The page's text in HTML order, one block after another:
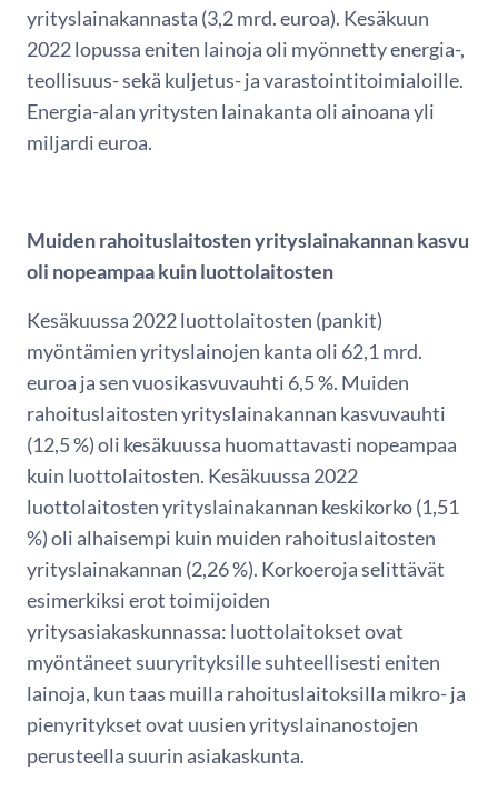
yrityslainakannasta (3,2 mrd. euroa). Kesäkuun
2022 lopussa eniten lainoja oli myönnetty energia-,
teollisuus- sekä kuljetus- ja varastointitoimialoille.
Energia-alan yritysten lainakanta oli ainoana yli
miljardi euroa.
Muiden rahoituslaitosten yrityslainakannan kasvu
oli nopeampaa kuin luottolaitosten
Kesäkuussa 2022 luottolaitosten (pankit)
myöntämien yrityslainojen kanta oli 62,1 mrd.
euroa ja sen vuosikasvuvauhti 6,5 %. Muiden
rahoituslaitosten yrityslainakannan kasvuvauhti
(12,5 %) oli kesäkuussa huomattavasti nopeampaa
kuin luottolaitosten. Kesäkuussa 2022
luottolaitosten yrityslainakannan keskikorko (1,51
%) oli alhaisempi kuin muiden rahoituslaitosten
yrityslainakannan (2,26 %). Korkoeroja selittävät
esimerkiksi erot toimijoiden
yritysasiakaskunnassa: luottolaitokset ovat
myöntäneet suuryrityksille suhteellisesti eniten
lainoja, kun taas muilla rahoituslaitoksilla mikro- ja
pienyritykset ovat uusien yrityslainanostojen
perusteella suurin asiakaskunta.